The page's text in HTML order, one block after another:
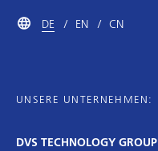
DE EN CN
UNSERE UNTERNEHMEN:
DVS TECHNOLOGY GROUP